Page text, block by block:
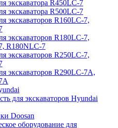
экскаватора R450LC-7
экскаватора R500LC-7
экскаваторов R160LC-7,
экскаваторов R180LC-7,
R180NLC-7
экскаваторов R250LC-7,
экскаваторов R290LC-7A,
для экскаваторов Hyundai
Doosan
оборудование для